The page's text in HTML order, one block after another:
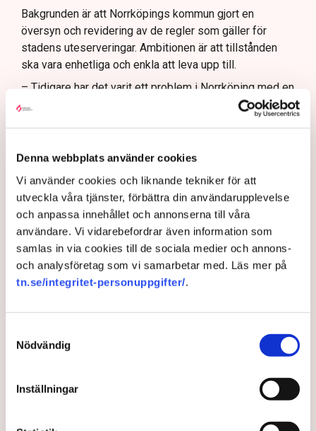
Denna webbplats använder cookies
Vi använder cookies och liknande tekniker för att
utveckla våra tjänster, förbättra din användarupplevelse
och anpassa innehållet och annonserna till våra
användare. Vi vidarebefordrar även information som
samlas in via cookies till de sociala medier och annons-
och analysföretag som vi samarbetar med. Läs mer på
tn.se/integritet-personuppgifter/.
Nödvändig
Inställningar
uteserveringar.
Lindas Kula ställer in uteserveringen för
sommaren.
Bakgrunden är att Norrköpings kommun gjort en
översyn och revidering av de regler som gäller för
stadens uteserveringar. Ambitionen är att tillstånden
ska vara enhetliga och enkla att leva upp till.
– Tidigare har det varit ett problem i Norrköping med en
godtycklighet kring den här branschen, där kommunen
tillåtit vissa krögare att göra saker som andra inte fått
säger Johan Gustafsson, Svenskt Näringslivs
Upprörda företagare
I korthet innebär förändringen att en del av det som
kallas allmän platsmark ändras till att bli så kallad
kvartersmark. Allmän platsmark är till för allmänheten
och kan bara upplåtas för annan verksamhet, till
exempel en uteservering, under begränsad tid och får
– Det har funnits konstruktioner runt uteserveringarna
offentlig mark. Därför görs förändringarna, säger Maria
Egebäck, enhetschef på driftstöd och service i